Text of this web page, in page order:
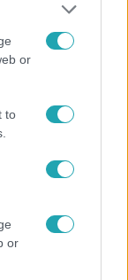
or
to
or
visszalépő